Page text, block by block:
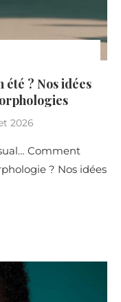
? Nos idées
2026
Comment
? Nos idées